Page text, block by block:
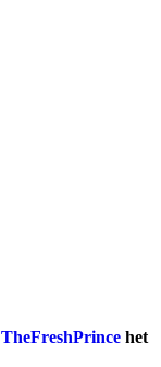
TheFreshPrince het